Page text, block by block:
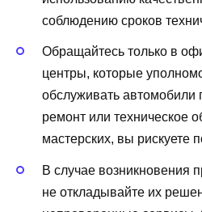
соблюдению сроков
Обращайтесь только в
центры, которые
обслуживать автомобили
ремонт или техническое
мастерских, вы рискуете
В случае возникновения
не откладывайте их